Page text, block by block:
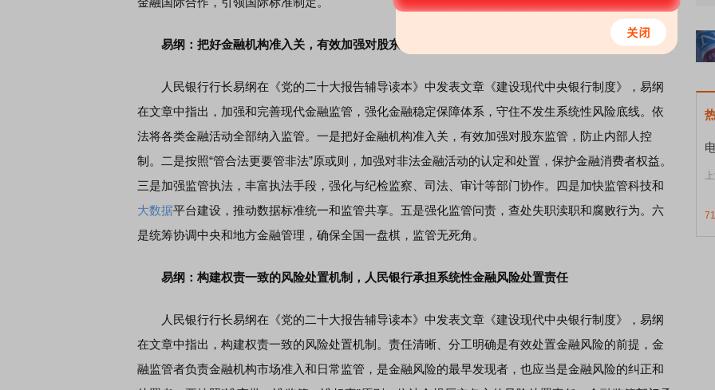
易纲：把好金融机构准入关，有效加强对股东监管，防止内部人控制
人民银行行长易纲在《党的二十大报告辅导读本》中发表文章《建设现代中央银行制度》，易纲
在文章中指出，加强和完善现代金融监管，强化金融稳定保障体系，守住不发生系统性风险底线。依
法将各类金融活动全部纳入监管。一是把好金融机构准入关，有效加强对股东监管，防止内部人控
制。二是按照“管合法更要管非法”原或则，加强对非法金融活动的认定和处置，保护金融消费者权益。
三是加强监管执法，丰富执法手段，强化与纪检监察、司法、审计等部门协作。四是加快监管科技和
大数据平台建设，推动数据标准统一和监管共享。五是强化监管问责，查处失职渎职和腐败行为。六
是统筹协调中央和地方金融管理，确保全国一盘棋，监管无死角。
易纲：构建权责一致的风险处置机制，人民银行承担系统性金融风险处置责任
人民银行行长易纲在《党的二十大报告辅导读本》中发表文章《建设现代中央银行制度》，易纲
在文章中指出，构建权责一致的风险处置机制。责任清晰、分工明确是有效处置金融风险的前提，金
融监管者负责金融机构市场准入和日常监管，是金融风险的最早发现者，也应当是金融风险的纠正和
71